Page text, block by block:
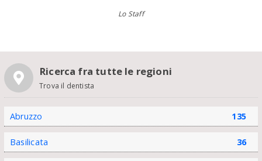
Lo Staff
Ricerca fra tutte le regioni
Trova il dentista
Abruzzo 135
Basilicata 36